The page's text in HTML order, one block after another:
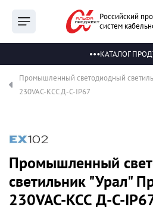
Российский
систем
КАТАЛОГ
Промышленный светодиодный
230VAC-КСС Д-С-IP67
Промышленный
светильник "Урал"
230VAC-КСС Д-С-